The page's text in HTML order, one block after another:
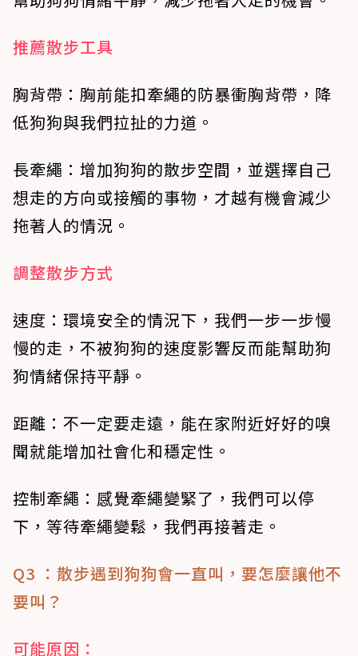
推薦散步工具
胸背帶：胸前能扣牽繩的防暴衝胸背帶，降
低狗狗與我們拉扯的力道。
長牽繩：增加狗狗的散步空間，並選擇自己
想走的方向或接觸的事物，才越有機會減少
拖著人的情況。
調整散步方式
速度：環境安全的情況下，我們一步一步慢
慢的走，不被狗狗的速度影響反而能幫助狗
狗情緒保持平靜。
距離：不一定要走遠，能在家附近好好的嗅
聞就能增加社會化和穩定性。
控制牽繩：感覺牽繩變緊了，我們可以停
下，等待牽繩變鬆，我們再接著走。
Q3 ：散步遇到狗狗會一直叫，要怎麼讓他不
要叫？
可能原因：